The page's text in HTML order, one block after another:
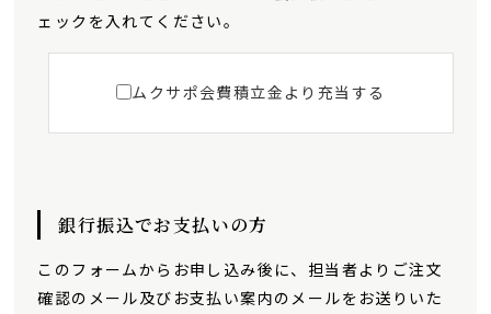
ェックを入れてください。
ムクサポ会費積立金より充当する
銀行振込でお支払いの方
このフォームからお申し込み後に、担当者よりご注文
確認のメール及びお支払い案内のメールをお送りいた